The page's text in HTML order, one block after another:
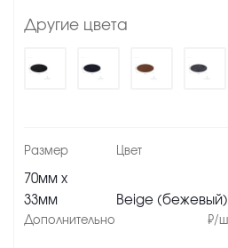
Другие цвета
70мм х
33мм
Beige (бежевый)